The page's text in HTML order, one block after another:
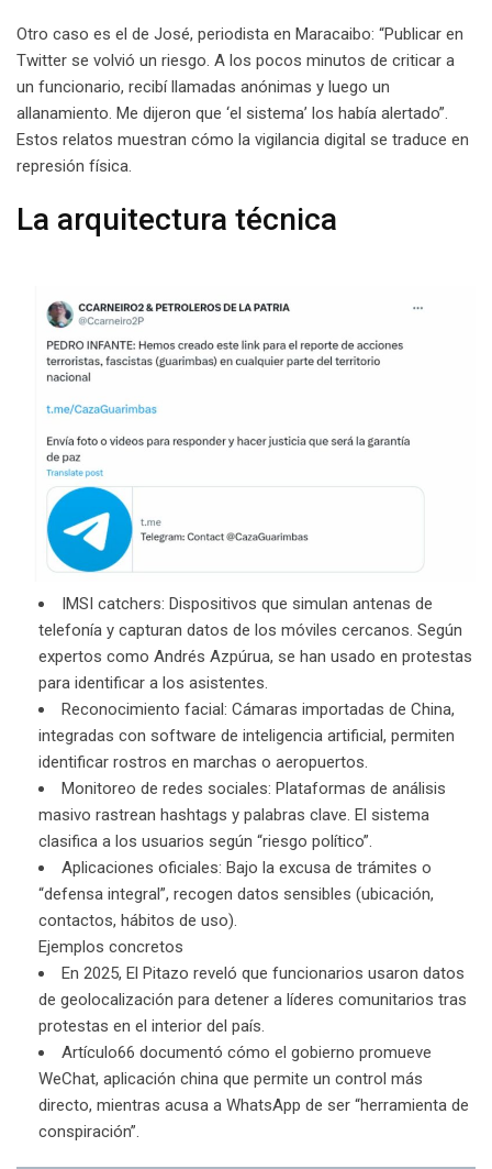
Otro caso es el de José, periodista en Maracaibo: “Publicar en
Twitter se volvió un riesgo. A los pocos minutos de criticar a
un funcionario, recibí llamadas anónimas y luego un
allanamiento. Me dijeron que ‘el sistema’ los había alertado”.
Estos relatos muestran cómo la vigilancia digital se traduce en
represión física.
La arquitectura técnica
IMSI catchers: Dispositivos que simulan antenas de
telefonía y capturan datos de los móviles cercanos. Según
expertos como Andrés Azpúrua, se han usado en protestas
para identificar a los asistentes.
Reconocimiento facial: Cámaras importadas de China,
integradas con software de inteligencia artificial, permiten
identificar rostros en marchas o aeropuertos.
Monitoreo de redes sociales: Plataformas de análisis
masivo rastrean hashtags y palabras clave. El sistema
clasifica a los usuarios según “riesgo político”.
Aplicaciones oficiales: Bajo la excusa de trámites o
“defensa integral”, recogen datos sensibles (ubicación,
contactos, hábitos de uso).
Ejemplos concretos
En 2025, El Pitazo reveló que funcionarios usaron datos
de geolocalización para detener a líderes comunitarios tras
protestas en el interior del país.
Artículo66 documentó cómo el gobierno promueve
WeChat, aplicación china que permite un control más
directo, mientras acusa a WhatsApp de ser “herramienta de
conspiración”.